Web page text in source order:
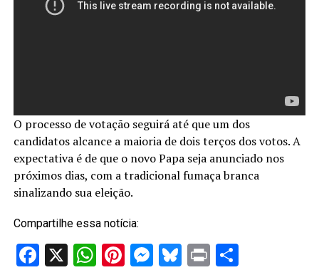
O processo de votação seguirá até que um dos
candidatos alcance a maioria de dois terços dos votos. A
expectativa é de que o novo Papa seja anunciado nos
próximos dias, com a tradicional fumaça branca
sinalizando sua eleição.
Compartilhe essa notícia:
Facebook
X WhatsApp
Pinterest
Messenger
Bluesky
PrintShare